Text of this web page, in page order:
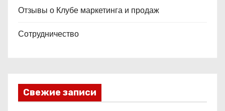
Отзывы о Клубе маркетинга и продаж
Сотрудничество
Свежие записи